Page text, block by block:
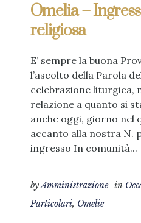
Omelia –
religiosa
E’ sempre la buona
l’ascolto della Parola
celebrazione liturgica,
relazione a quanto si
anche oggi, giorno nel
accanto alla nostra N.
ingresso In comunità...
byAmministrazione in
Particolari, Omelie